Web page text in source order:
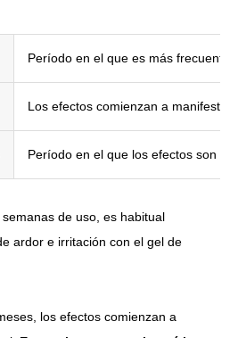
Período en el que es más frecuente
Los efectos comienzan a
Período en el que los efectos son
de uso, es habitual
ardor e irritación con el gel de
los efectos comienzan a